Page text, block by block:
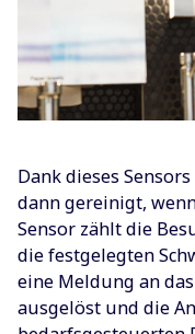
Dank dieses
dann gereinigt,
Sensor zählt die
die festgelegten
eine Meldung an
ausgelöst und die